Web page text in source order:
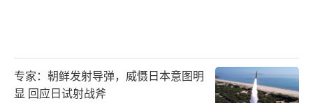
专家：朝鲜发射导弹，威慑日本意图明
显 回应日试射战斧